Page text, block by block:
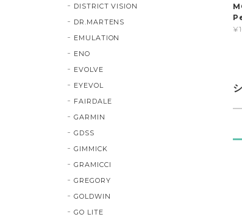
DISTRICT VISION
DR.MARTENS
EMULATION
ENO
EVOLVE
EYEVOL
FAIRDALE
GARMIN
GDSS
GIMMICK
GRAMICCI
GREGORY
GOLDWIN
GO LITE